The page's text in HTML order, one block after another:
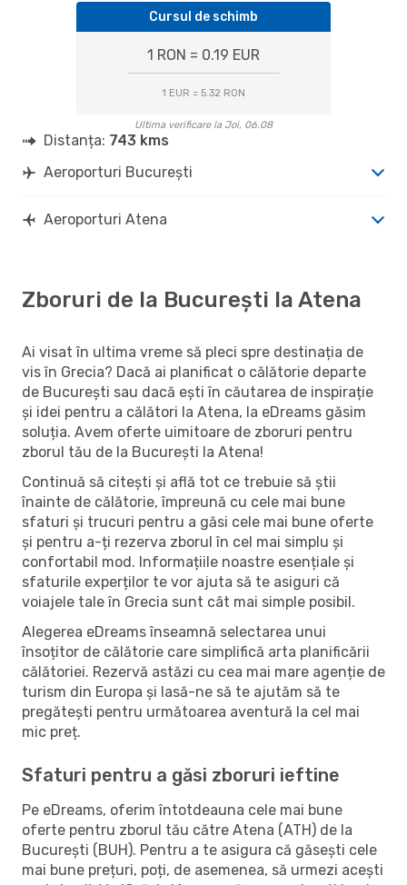
Cursul de schimb
1 RON = 0.19 EUR
1 EUR = 5.32 RON
Ultima verificare la Joi, 06.08
Distanța: 743 kms
Aeroporturi București
Aeroporturi Atena
Zboruri de la București la Atena
Ai visat în ultima vreme să pleci spre destinația de
vis în Grecia? Dacă ai planificat o călătorie departe
de București sau dacă ești în căutarea de inspirație
și idei pentru a călători la Atena, la eDreams găsim
soluția. Avem oferte uimitoare de zboruri pentru
zborul tău de la București la Atena!
Continuă să citești și află tot ce trebuie să știi
înainte de călătorie, împreună cu cele mai bune
sfaturi și trucuri pentru a găsi cele mai bune oferte
și pentru a-ți rezerva zborul în cel mai simplu și
confortabil mod. Informațiile noastre esențiale și
sfaturile experților te vor ajuta să te asiguri că
voiajele tale în Grecia sunt cât mai simple posibil.
Alegerea eDreams înseamnă selectarea unui
însoțitor de călătorie care simplifică arta planificării
călătoriei. Rezervă astăzi cu cea mai mare agenție de
turism din Europa și lasă-ne să te ajutăm să te
pregătești pentru următoarea aventură la cel mai
mic preț.
Sfaturi pentru a găsi zboruri ieftine
Pe eDreams, oferim întotdeauna cele mai bune
oferte pentru zborul tău către Atena (ATH) de la
București (BUH). Pentru a te asigura că găsești cele
mai bune prețuri, poți, de asemenea, să urmezi acești